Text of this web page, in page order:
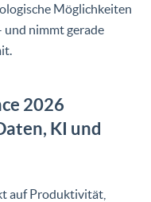
Möglichkeiten
und nimmt gerade
2026
KI und
auf Produktivität,